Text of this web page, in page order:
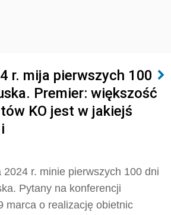
r. mija pierwszych 100
Premier: większość
KO jest w jakiejś
r. minie pierwszych 100 dni
Pytany na konferencji
marca o realizację obietnic